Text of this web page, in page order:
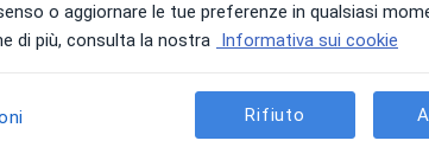
Oggi Domani Mer, Gio,
o aggiornare le tue preferenze in qualsiasi
di più, consulta la nostra Informativa sui cookie
Rifiuto